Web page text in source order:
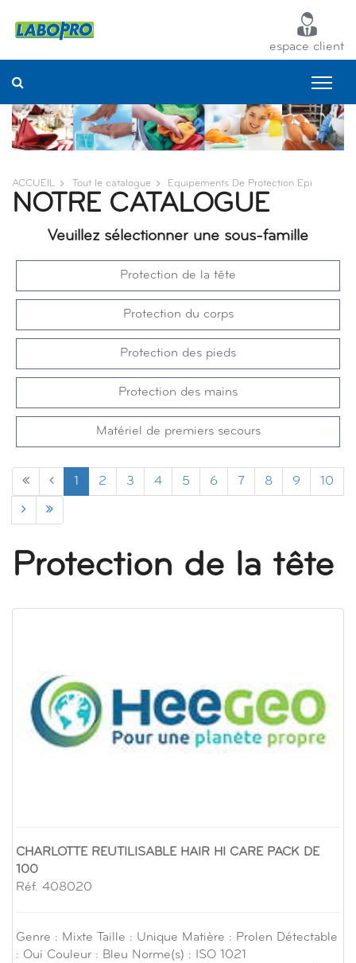
espace client
ACCUEIL Tout le catalogue Equipements De Protection Epi
NOTRE CATALOGUE
Veuillez sélectionner une sous-famille
Protection de la tête
Protection du corps
Protection des pieds
Protection des mains
Matériel de premiers secours
1 2 3 4 5 6 7 8 9 10
Protection de la tête
CHARLOTTE REUTILISABLE HAIR HI CARE PACK DE
100
Réf. 408020
Genre : Mixte Taille : Unique Matière : Prolen Détectable
: Oui Couleur : Bleu Norme(s) : ISO 1021